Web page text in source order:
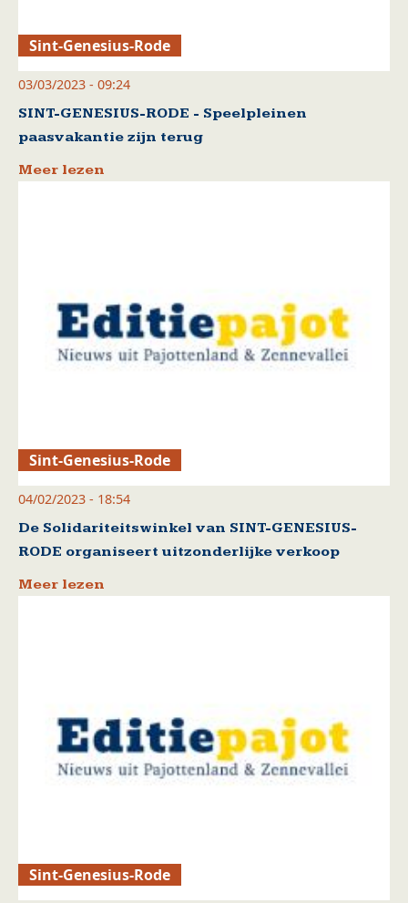
Sint-Genesius-Rode
03/03/2023 - 09:24
SINT-GENESIUS-RODE - Speelpleinen
paasvakantie zijn terug
Meer lezen
Sint-Genesius-Rode
04/02/2023 - 18:54
De Solidariteitswinkel van SINT-GENESIUS-
RODE organiseert uitzonderlijke verkoop
Meer lezen
Sint-Genesius-Rode